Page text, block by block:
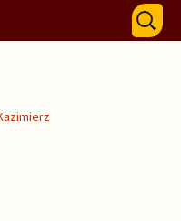
Drużyn Harcerskich
Szukaj: